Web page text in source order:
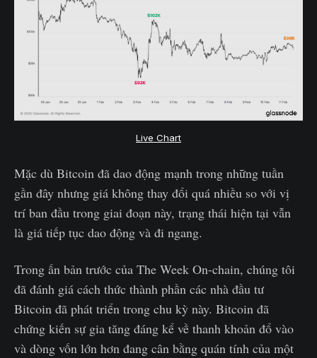
Live Chart
Mặc dù Bitcoin đã dao động mạnh trong những tuần
gần đây nhưng giá không thay đổi quá nhiều so với vị
trí ban đầu trong giai đoạn này, trạng thái hiện tại vẫn
là giá tiếp tục dao động và đi ngang.
Trong ấn bản trước của The Week On-chain, chúng tôi
đã đánh giá cách thức thành phần các nhà đầu tư
Bitcoin đã phát triển trong chu kỳ này. Bitcoin đã
chứng kiến sự gia tăng đáng kể về thanh khoản đổ vào
và dòng vốn lớn hơn đang cân bằng quán tính của một